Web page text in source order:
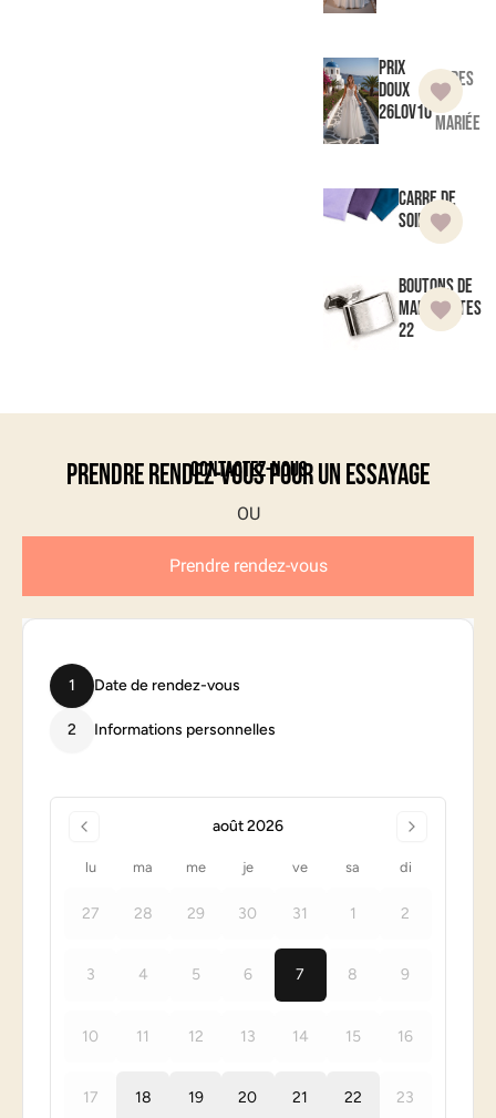
Prix
doux
26LOV10
Robes
de
mariée
Carre de
soie 9
Boutons de
manchettes
22
Contactez-nous
Prendre rendez-vous pour un essayage
Prendre rendez-vous